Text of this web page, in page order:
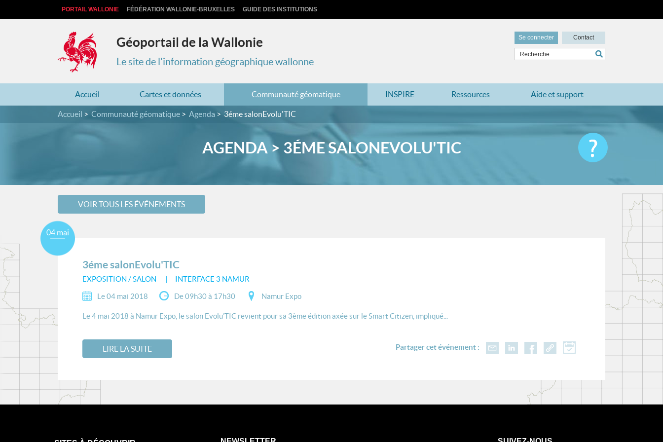
PORTAIL WALLONIE FÉDÉRATION WALLONIE-BRUXELLES GUIDE DES INSTITUTIONS
Géoportail de la Wallonie
Le site de l'information géographique wallonne
Se connecter Contact
Accueil Cartes et données Communauté géomatique INSPIRE Ressources Aide et support
Accueil Communauté géomatique Agenda 3éme salonEvolu'TIC
AGENDA > 3ÉME SALONEVOLU'TIC
VOIR TOUS LES ÉVÉNEMENTS
3éme salonEvolu'TIC
EXPOSITION / SALON INTERFACE 3 NAMUR
04 mai
Le 04 mai 2018 De 09h30 à 17h30 Namur Expo
Le 4 mai 2018 à Namur Expo, le salon Evolu’TIC revient pour sa 3ème édition axée sur le Smart Citizen, impliqué...
LIRE LA SUITE Partager cet événement :